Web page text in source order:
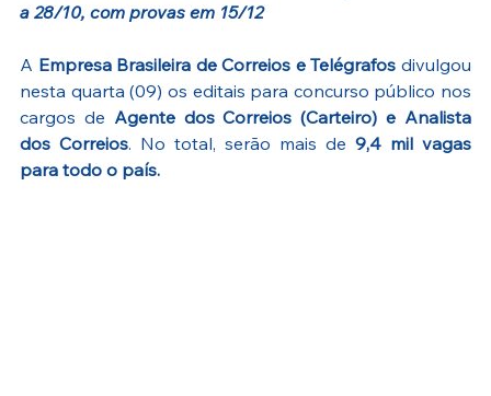
a 28/10, com provas em 15/12
A Empresa Brasileira de Correios e Telégrafos divulgou
nesta quarta (09) os editais para concurso público nos
cargos de Agente dos Correios (Carteiro) e Analista
dos Correios. No total, serão mais de 9,4 mil vagas
para todo o país.